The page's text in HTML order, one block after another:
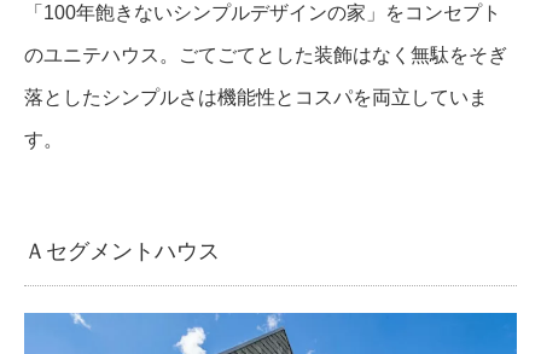
「100年飽きないシンプルデザインの家」をコンセプト
のユニテハウス。ごてごてとした装飾はなく無駄をそぎ
落としたシンプルさは機能性とコスパを両立していま
す。
Ａセグメントハウス